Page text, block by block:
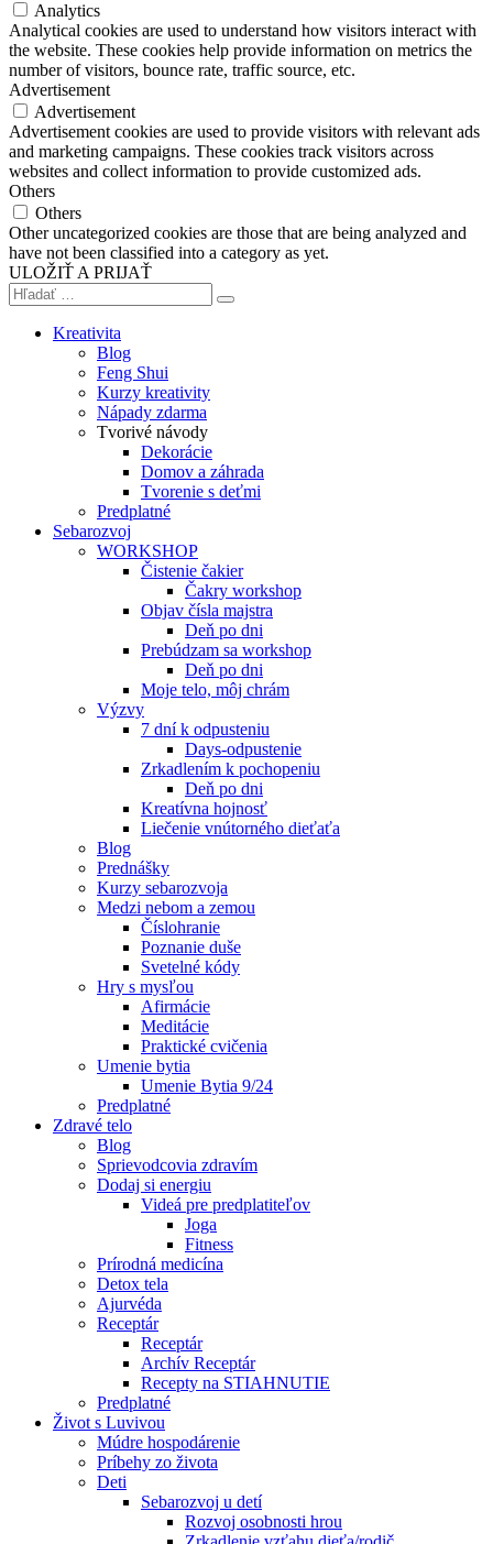
Analytics
Analytical cookies are used to understand how visitors interact with
the website. These cookies help provide information on metrics the
number of visitors, bounce rate, traffic source, etc.
Advertisement
Advertisement
Advertisement cookies are used to provide visitors with relevant ads
and marketing campaigns. These cookies track visitors across
websites and collect information to provide customized ads.
Others
Others
Other uncategorized cookies are those that are being analyzed and
have not been classified into a category as yet.
ULOŽIŤ A PRIJAŤ
Kreativita
Blog
Feng Shui
Kurzy kreativity
Nápady zdarma
Tvorivé návody
Dekorácie
Domov a záhrada
Tvorenie s deťmi
Predplatné
Sebarozvoj
WORKSHOP
Čistenie čakier
Čakry workshop
Objav čísla majstra
Deň po dni
Prebúdzam sa workshop
Deň po dni
Moje telo, môj chrám
Výzvy
7 dní k odpusteniu
Days-odpustenie
Zrkadlením k pochopeniu
Deň po dni
Kreatívna hojnosť
Liečenie vnútorného dieťaťa
Blog
Prednášky
Kurzy sebarozvoja
Medzi nebom a zemou
Číslohranie
Poznanie duše
Svetelné kódy
Hry s mysľou
Afirmácie
Meditácie
Praktické cvičenia
Umenie bytia
Umenie Bytia 9/24
Predplatné
Zdravé telo
Blog
Sprievodcovia zdravím
Dodaj si energiu
Videá pre predplatiteľov
Joga
Fitness
Prírodná medicína
Detox tela
Ajurvéda
Receptár
Receptár
Archív Receptár
Recepty na STIAHNUTIE
Predplatné
Život s Luvivou
Múdre hospodárenie
Príbehy zo života
Deti
Sebarozvoj u detí
Rozvoj osobnosti hrou